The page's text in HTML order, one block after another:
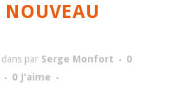
NOUVEAU
dans par Serge Monfort
0
0 J'aime